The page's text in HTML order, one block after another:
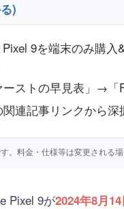
)
Pixel 9を端末のみ購
ストの早見表」→「
連記事リンクから深
。料金・仕様等は変更される
Pixel 9が2024年8月